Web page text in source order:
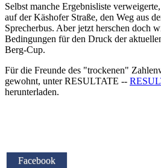
Selbst manche Ergebnisliste
auf der Käshofer Straße, den Weg aus
Sprecherbus. Aber jetzt herschen doch
Bedingungen für den Druck der
Berg-Cup.
Für die Freunde des "trockenen"
gewohnt, unter RESULTATE --
herunterladen.
Facebook